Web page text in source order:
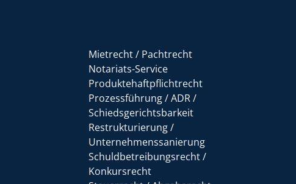
Mietrecht / Pachtrecht
Notariats-Service
Produktehaftpflichtrecht
Prozessführung / ADR /
Schiedsgerichtsbarkeit
Restrukturierung /
Unternehmenssanierung
Schuldbetreibungsrecht /
Konkursrecht